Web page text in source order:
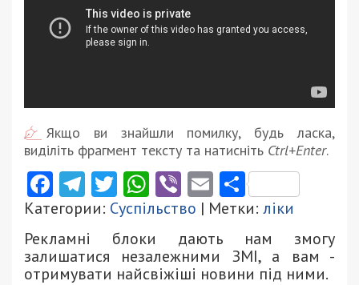
Якщо ви знайшли помилку, будь ласка,
виділіть фрагмент тексту та натисніть Ctrl+Enter.
Facebook
Telegram
Twitter
WhatsApp
ViberEmail
Категории: Суспільство | Метки: ліки
Рекламні блоки дають нам змогу
залишатися незалежними ЗМІ, а вам -
отримувати найсвіжіші новини під ними.